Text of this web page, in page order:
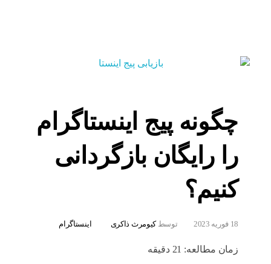
چگونه پیج اینستاگرام
را رایگان بازگردانی
کنیم؟
18 فوریه 2023 توسط کیومرث ذاکری اینستاگرام
زمان مطالعه: 21 دقیقه